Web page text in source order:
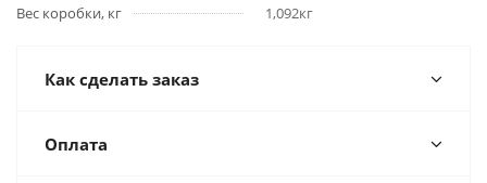
Вес коробки, кг
1,092кг
Как сделать заказ
Оплата